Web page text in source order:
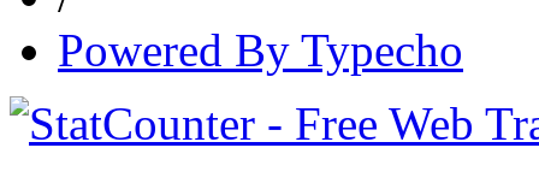
Powered By Typecho